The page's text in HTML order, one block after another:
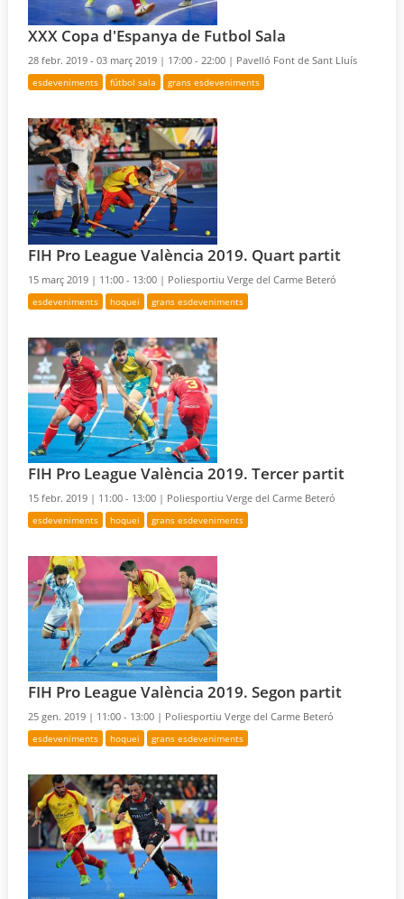
XXX Copa d'Espanya de Futbol Sala
28 febr. 2019 - 03 març 2019 | 17:00 - 22:00 | Pavelló Font de Sant Lluís
esdeveniments fútbol sala grans esdeveniments
FIH Pro League València 2019. Quart partit
15 març 2019 | 11:00 - 13:00 | Poliesportiu Verge del Carme Beteró
esdeveniments hoquei grans esdeveniments
FIH Pro League València 2019. Tercer partit
15 febr. 2019 | 11:00 - 13:00 | Poliesportiu Verge del Carme Beteró
esdeveniments hoquei grans esdeveniments
FIH Pro League València 2019. Segon partit
25 gen. 2019 | 11:00 - 13:00 | Poliesportiu Verge del Carme Beteró
esdeveniments hoquei grans esdeveniments